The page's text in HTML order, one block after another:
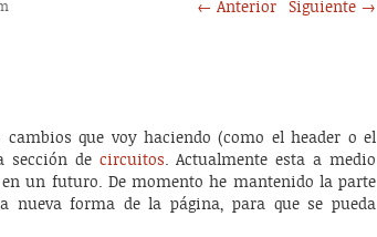
← Anterior Siguiente →
que voy haciendo (como el header o el
sección de circuitos. Actualmente esta a medio
un futuro. De momento he mantenido la parte
nueva forma de la página, para que se pueda